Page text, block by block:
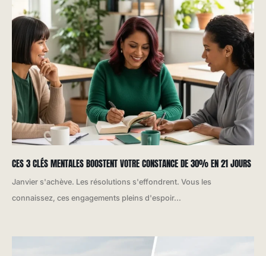
CES 3 CLÉS MENTALES BOOSTENT VOTRE CONSTANCE DE 30% EN 21 JOURS
Janvier s'achève. Les résolutions s'effondrent. Vous les
connaissez, ces engagements pleins d'espoir...